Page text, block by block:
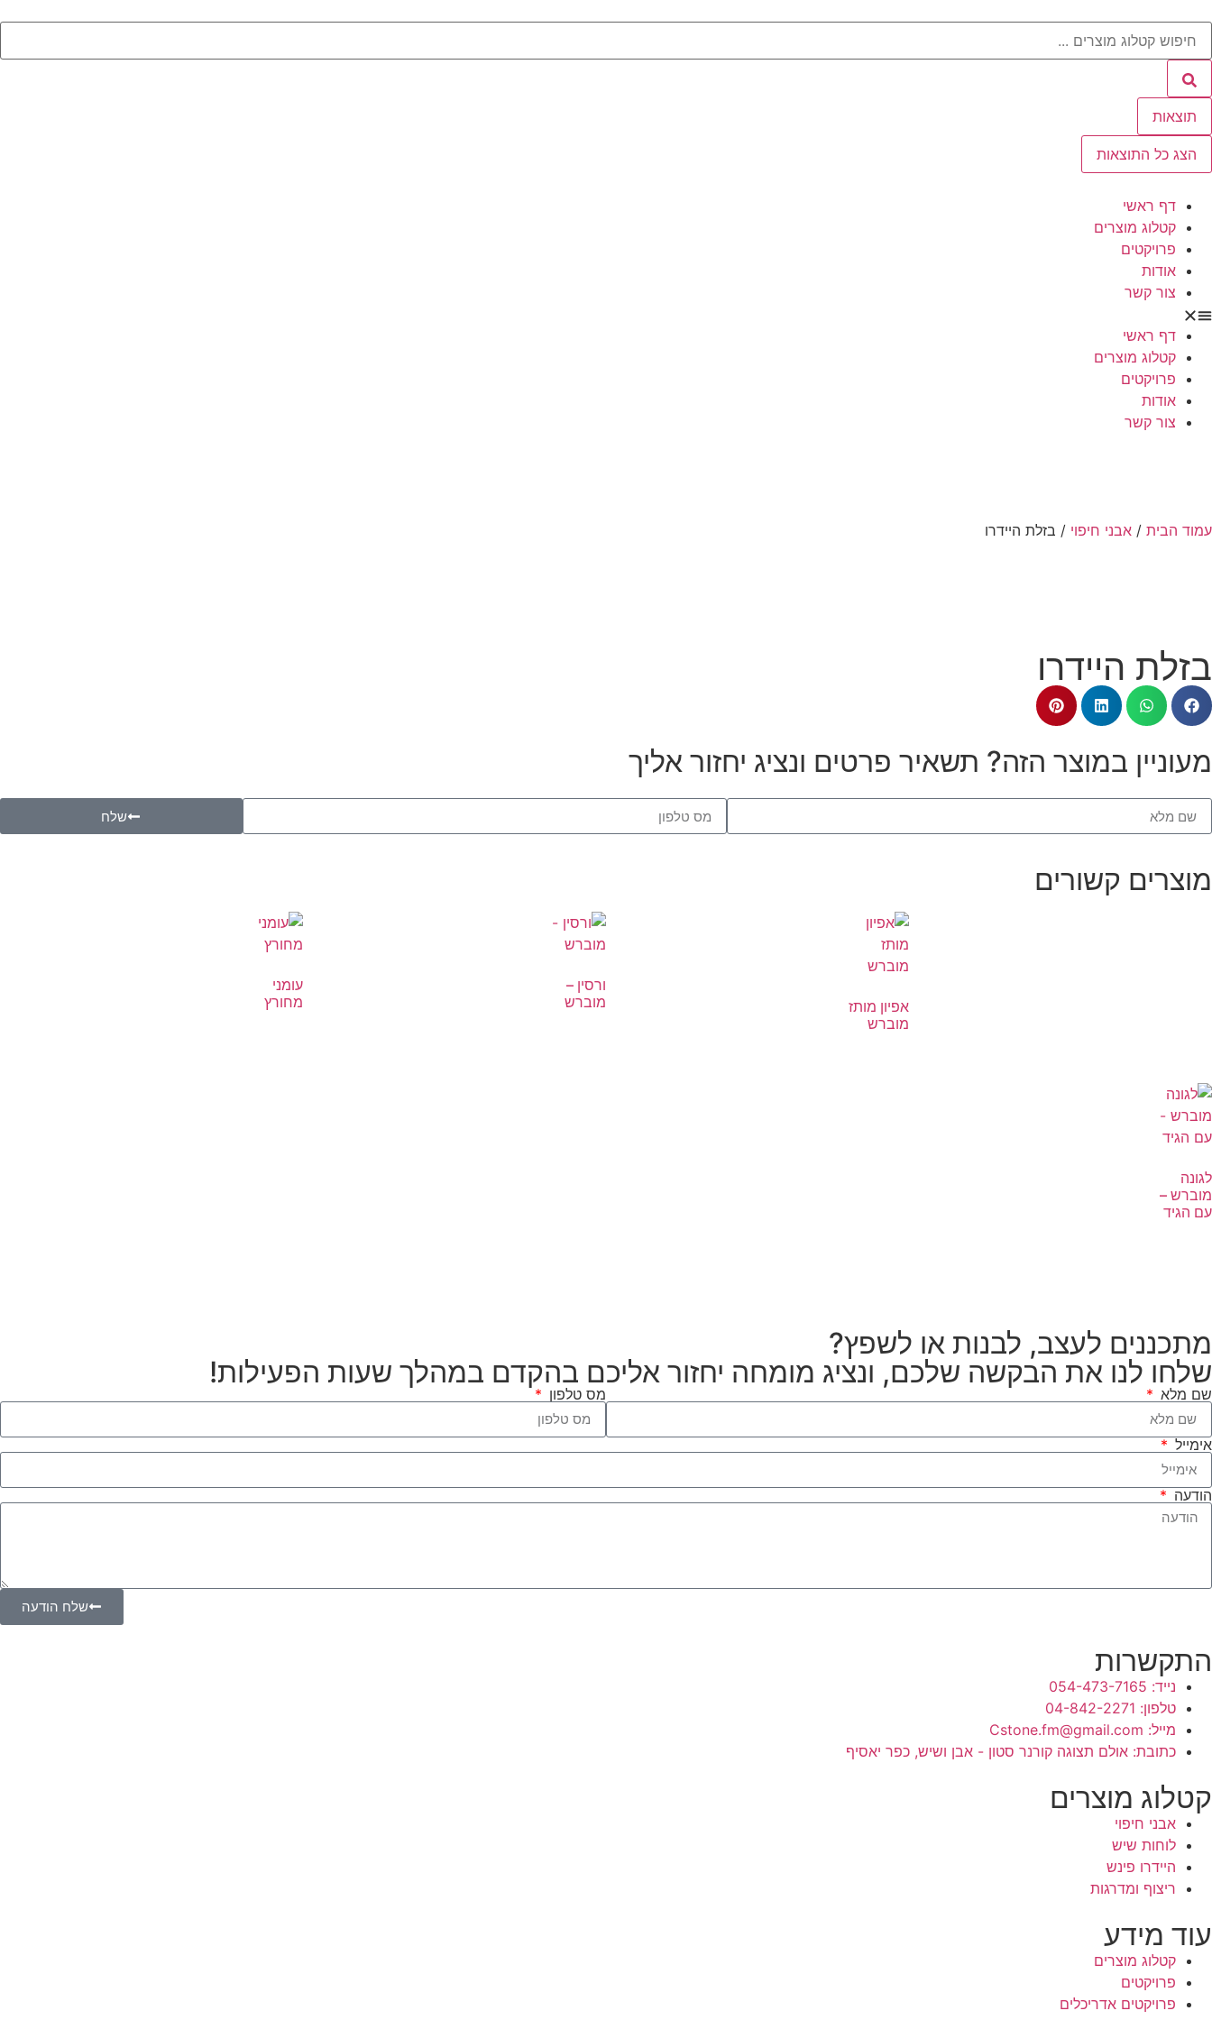
תוצאות
הצג כל התוצאות
דף ראשי
קטלוג מוצרים
פרויקטים
אודות
צור קשר
דף ראשי
קטלוג מוצרים
פרויקטים
אודות
צור קשר
עמוד הבית / אבני חיפוי / בזלת היידרו
בזלת היידרו
מעוניין במוצר הזה? תשאיר פרטים ונציג יחזור אליך
שלח
מוצרים קשורים
אפיון מותז
מוברש
ורסין –
מוברש
עומני
מחורץ
לגונה
מוברש –
עם הגיד
מתכננים לעצב, לבנות או לשפץ?
שלחו לנו את הבקשה שלכם, ונציג מומחה יחזור אליכם בהקדם במהלך שעות הפעילות!
שם מלא מס טלפון
אימייל
הודעה
שלח הודעה
התקשרות
נייד: 054-473-7165
טלפון: 04-842-2271
מייל: Cstone.fm@gmail.com
כתובת: אולם תצוגה קורנר סטון - אבן ושיש, כפר יאסיף
קטלוג מוצרים
אבני חיפוי
לוחות שיש
היידרו פינש
ריצוף ומדרגות
עוד מידע
קטלוג מוצרים
פרויקטים
פרויקטים אדריכלים